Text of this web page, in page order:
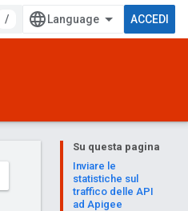
/ ACCEDI
Su questa pagina
Inviare le
statistiche sul
traffico delle API
ad Apigee